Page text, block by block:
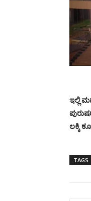
ಇಲ್ಲಿ
ಲಕ್ಕಿ
TAGS